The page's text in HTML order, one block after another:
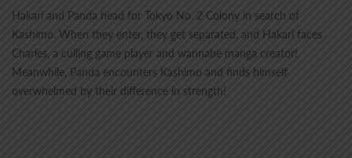
Hakari and Panda head for Tokyo No. 2 Colony in search of
Kashimo. When they enter, they get separated, and Hakari faces
Charles, a culling game player and wannabe manga creator!
Meanwhile, Panda encounters Kashimo and finds himself
overwhelmed by their difference in strength!